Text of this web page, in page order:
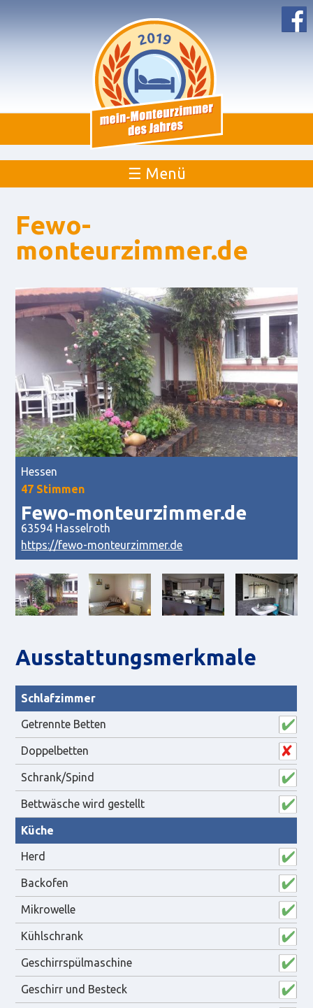
☰ Menü
Fewo-
monteurzimmer.de
Hessen
47 Stimmen
Fewo-monteurzimmer.de
63594 Hasselroth
https://fewo-monteurzimmer.de
Aus­statt­ungs­merk­male
Schlafzimmer
Getrennte Betten
Doppelbetten
Schrank/Spind
Bettwäsche wird gestellt
Küche
Herd
Backofen
Mikrowelle
Kühlschrank
Geschirrspülmaschine
Geschirr und Besteck